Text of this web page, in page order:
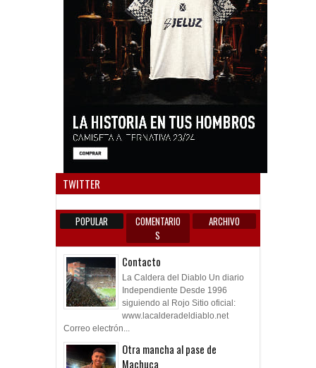
TWITTER
POPULAR
COMENTARIO
S
ARCHIVO
Contacto
La Caldera del Diablo Un diario
Independiente Desde 1996
siguiendo al Rojo Sitio oficial:
www.lacalderadeldiablo.net
Correo electrón...
Otra mancha al pase de
Machuca